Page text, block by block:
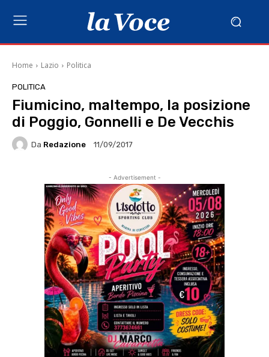
Home Lazio Politica
POLITICA
Fiumicino, maltempo, la posizione
di Poggio, Gonnelli e De Vecchis
Da Redazione 11/09/2017
- Advertisement -